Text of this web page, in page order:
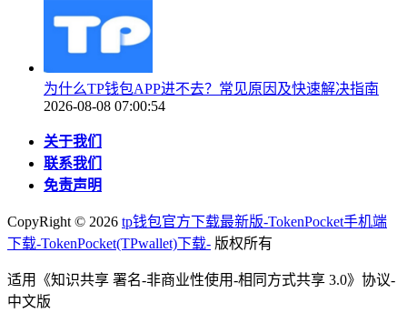
为什么TP钱包APP进不去？常见原因及快速解决指南
2026-08-08 07:00:54
关于我们
联系我们
免责声明
CopyRight © 2026 tp钱包官方下载最新版-TokenPocket手机端
下载-TokenPocket(TPwallet)下载- 版权所有
适用《知识共享 署名-非商业性使用-相同方式共享 3.0》协议-
中文版